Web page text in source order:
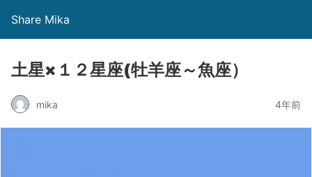
Share Mika
土星×１２星座(牡羊座～魚座）
mika 4年前